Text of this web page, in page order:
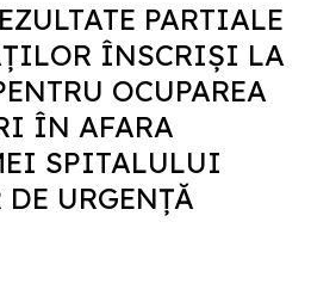
PARTIALE
ÎNSCRIŞI LA
OCUPAREA
ÎN AFARA
SPITALULUI
URGENŢĂ